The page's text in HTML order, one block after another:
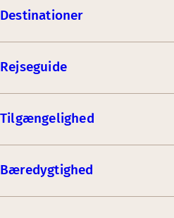
Destinationer
Rejseguide
Tilgængelighed
Bæredygtighed